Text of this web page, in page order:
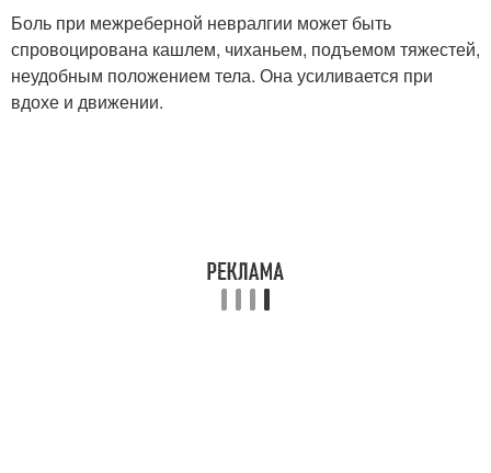
Боль при межреберной невралгии может быть
спровоцирована кашлем, чиханьем, подъемом тяжестей,
неудобным положением тела. Она усиливается при
вдохе и движении.